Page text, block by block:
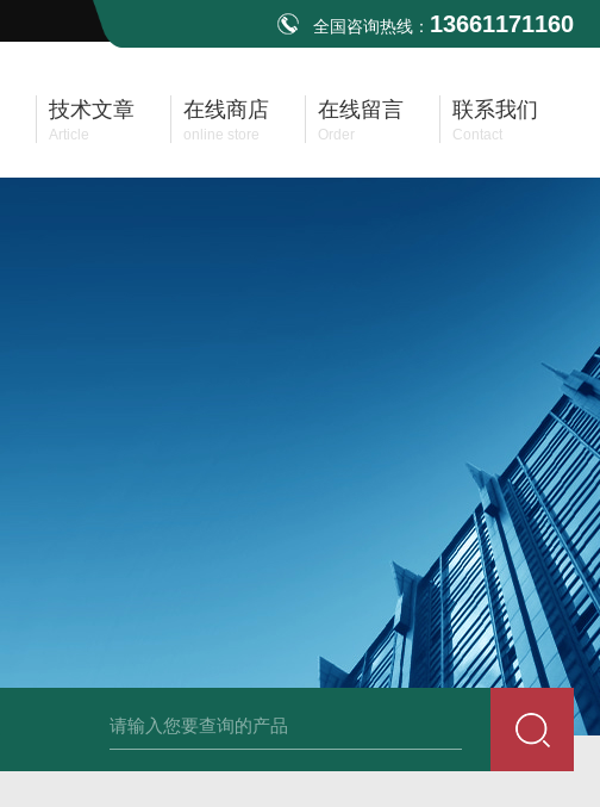
全国咨询热线： 13661171160
技术文章
Article
在线商店
online store
在线留言
Order
联系我们
Contact
LP-4混凝土电杆检测仪 LW-4电杆荷载挠度自动测量仪（无线